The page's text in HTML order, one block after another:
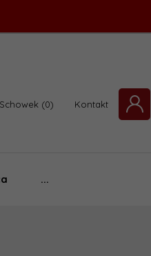
Schowek Kontakt
...